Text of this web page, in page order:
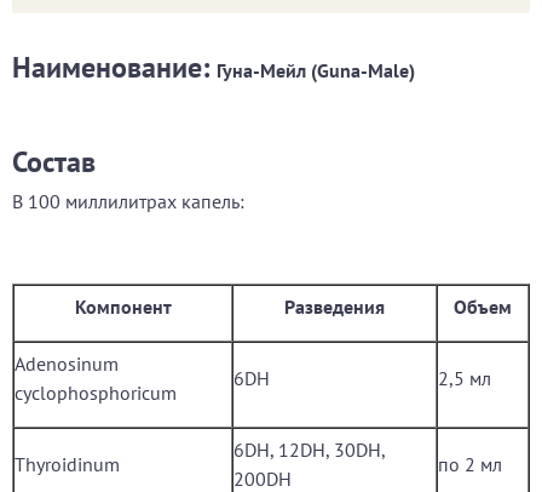
Наименование: Гуна-Мейл (Guna-Male)
Состав
В 100 миллилитрах капель:
Компонент Разведения Объем
Adenosinum
cyclophosphoricum
6DH 2,5 мл
Thyroidinum
6DH, 12DH, 30DH,
200DH
по 2 мл